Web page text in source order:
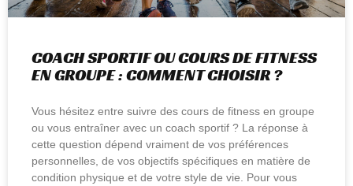
COACH SPORTIF OU COURS DE FITNESS
EN GROUPE : COMMENT CHOISIR ?
Vous hésitez entre suivre des cours de fitness en groupe
ou vous entraîner avec un coach sportif ? La réponse à
cette question dépend vraiment de vos préférences
personnelles, de vos objectifs spécifiques en matière de
condition physique et de votre style de vie. Pour vous